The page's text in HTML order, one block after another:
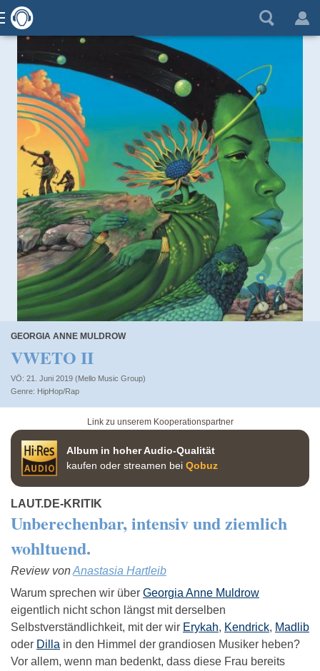
GEORGIA ANNE MULDROW
VWETO II
VÖ: 21. Juni 2019 (Mello Music Group)
HipHop/Rap
Link zu unserem Kooperationspartner
Album in hoher Audio-Qualität
kaufen oder streamen bei Qobuz
LAUT.DE-KRITIK
Unberechenbar, intensiv und ziemlich
wohltuend.
Review vonAnastasia Hartleib
Warum sprechen wir über Georgia Anne Muldrow
eigentlich nicht schon längst mit derselben
Selbstverständlichkeit, mit der wir Erykah, Kendrick, Madlib
oder Dilla in den Himmel der grandiosen Musiker heben?
Vor allem, wenn man bedenkt, dass diese Frau bereits